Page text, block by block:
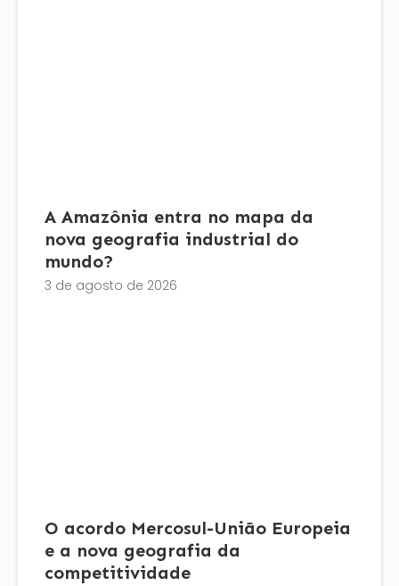
A Amazônia entra no mapa da
nova geografia industrial do
mundo?
3 de agosto de 2026
O acordo Mercosul-União Europeia
e a nova geografia da
competitividade